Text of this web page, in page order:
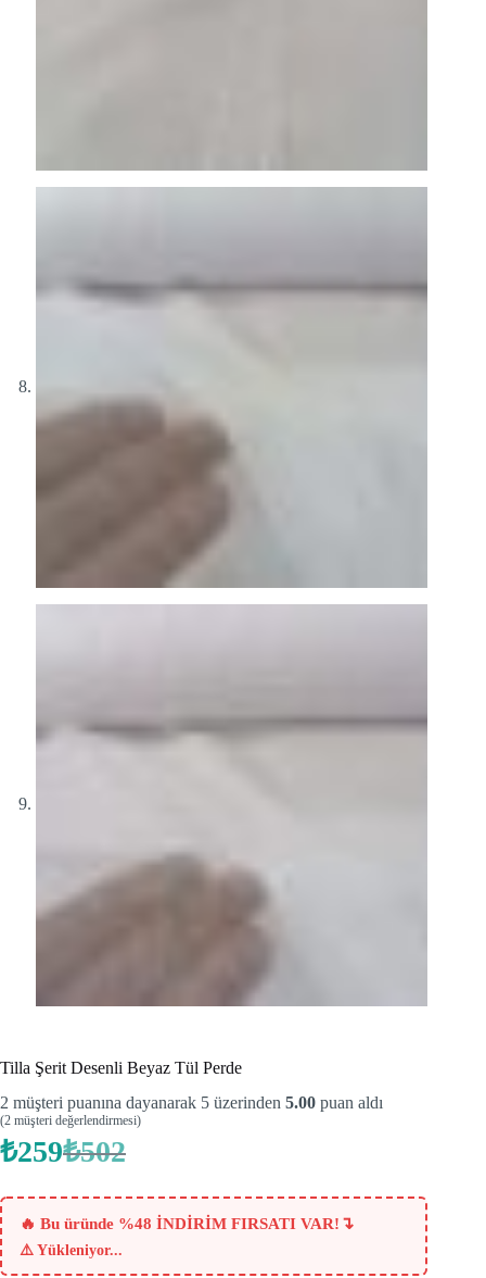
Tilla Şerit Desenli Beyaz Tül Perde
2 müşteri puanına dayanarak 5 üzerinden 5.00 puan aldı
(2 müşteri değerlendirmesi)
₺502
Orijinal
₺502.
₺259Şu
fiyat:
₺259.
🔥 Bu üründe %48 İNDİRİM FIRSATI VAR! ↴
⚠️ Yükleniyor...